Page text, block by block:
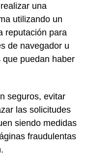
una
utilizando un
reputación para
de navegador u
puedan haber
seguros, evitar
las solicitudes
siendo medidas
fraudulentas